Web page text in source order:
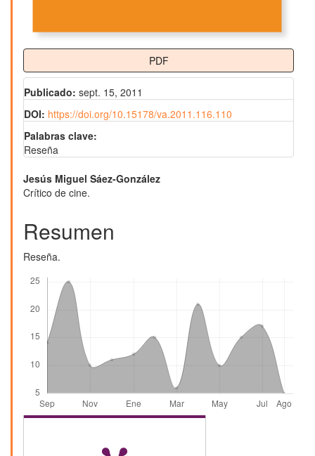
PDF
Publicado: sept. 15, 2011
DOI: https://doi.org/10.15178/va.2011.116.110
Palabras clave:
Reseña
Contenido
principal
del
artículo
Jesús Miguel Sáez-González
Crítico de cine.
Resumen
Reseña.